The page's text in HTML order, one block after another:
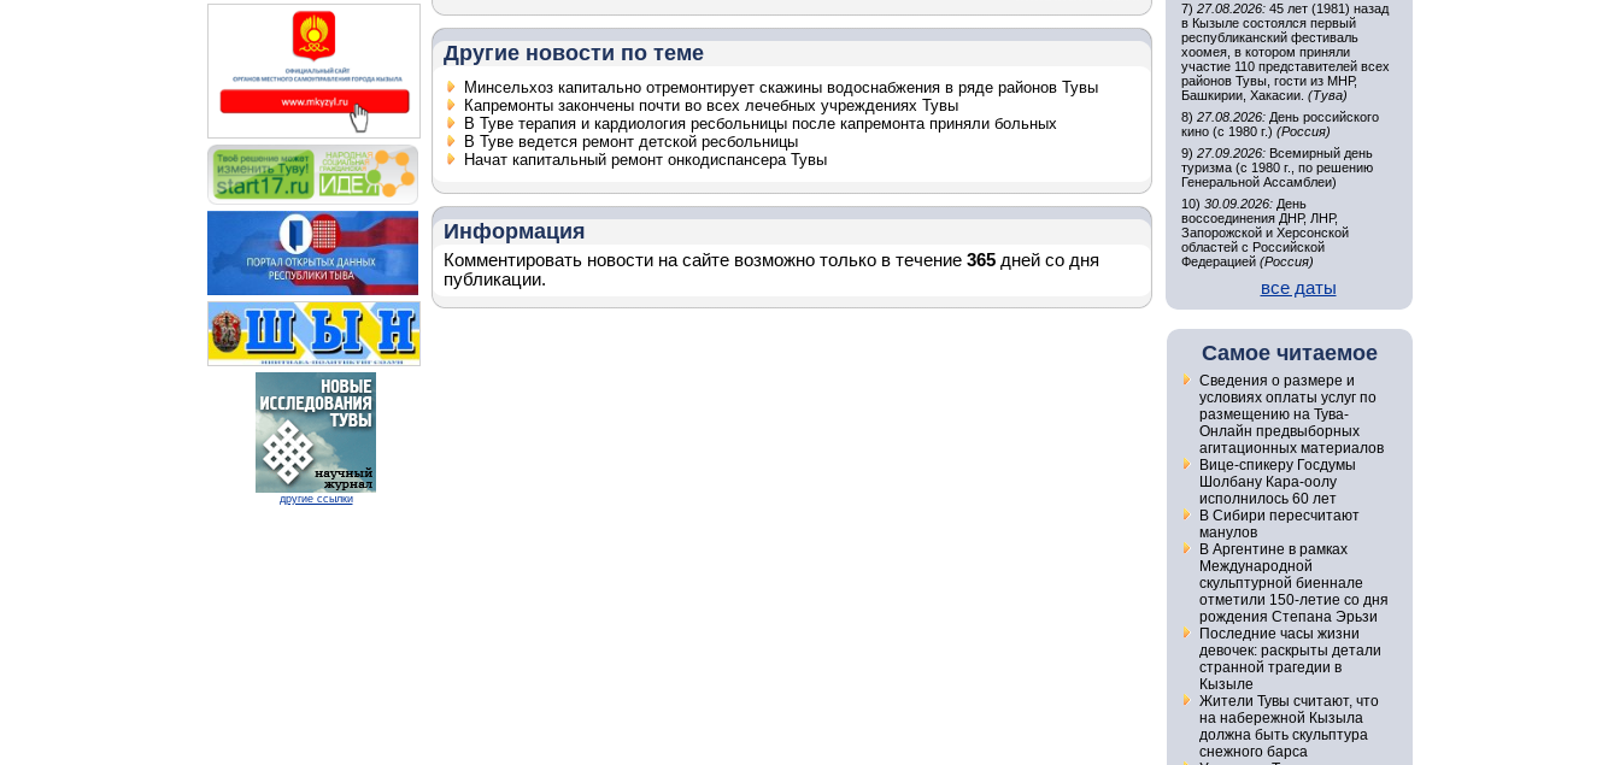
другие ссылки
Другие новости по теме
Минсельхоз капитально отремонтирует скажины водоснабжения в ряде районов Тувы
Капремонты закончены почти во всех лечебных учреждениях Тувы
В Туве терапия и кардиология ресбольницы после капремонта приняли больных
В Туве ведется ремонт детской ресбольницы
Начат капитальный ремонт онкодиспансера Тувы
Информация
Комментировать новости на сайте возможно только в течение 365 дней со дня
публикации.
7) 27.08.2026: 45 лет (1981) назад
в Кызыле состоялся первый
республиканский фестиваль
хоомея, в котором приняли
участие 110 представителей всех
районов Тувы, гости из МНР,
Башкирии, Хакасии. (Тува)
8) 27.08.2026: День российского
кино (с 1980 г.) (Россия)
9) 27.09.2026: Всемирный день
туризма (с 1980 г., по решению
Генеральной Ассамблеи)
10) 30.09.2026: День
воссоединения ДНР, ЛНР,
Запорожской и Херсонской
областей с Российской
Федерацией (Россия)
все даты
Самое читаемое
Сведения о размере и
условиях оплаты услуг по
размещению на Тува-
Онлайн предвыборных
агитационных материалов
Вице-спикеру Госдумы
Шолбану Кара-оолу
исполнилось 60 лет
В Сибири пересчитают
манулов
В Аргентине в рамках
Международной
скульптурной биеннале
отметили 150-летие со дня
рождения Степана Эрьзи
Последние часы жизни
девочек: раскрыты детали
странной трагедии в
Кызыле
Жители Тувы считают, что
на набережной Кызыла
должна быть скульптура
снежного барса